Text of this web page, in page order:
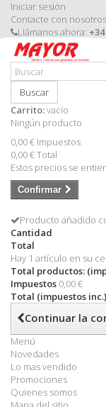
Iniciar sesión
Contacte con nosotros
Llámanos ahora:
Buscar
Carrito:vacío
Ningún producto
0,00 € Impuestos
0,00 €Total
Estos precios se
Confirmar
Producto añadido
Cantidad
Total
Hay 1 artículo en su
Total productos:
Impuestos 0,00 €
Total (impuestos inc.)
Continuar la
Menú
Novedades
Lo mas vendido
Promociones
Quienes somos